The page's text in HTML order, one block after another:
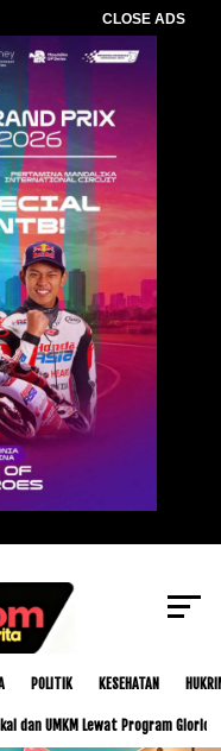
CLOSE ADS
POLITIK KESEHATAN
Lewat Program Glorious Golo Mori